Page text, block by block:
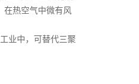
在热空气中微有风
业中，可替代三聚